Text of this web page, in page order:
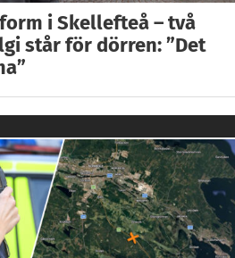
i Skellefteå – två
står för dörren: ”Det